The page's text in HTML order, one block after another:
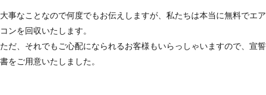
大事なことなので何度でもお伝えしますが、私たちは本当に無料でエア
コンを回収いたします。
ただ、それでもご心配になられるお客様もいらっしゃいますので、宣誓
書をご用意いたしました。